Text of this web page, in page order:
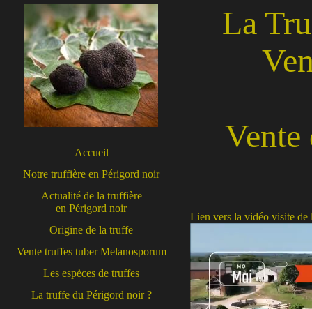
Accueil
Notre truffière en Périgord noir
Actualité de la truffière
en Périgord noir
Origine de la truffe
Vente truffes tuber Melanosporum
Les espèces de truffes
La truffe du Périgord noir ?
La
Vente
Lien vers la vidéo visite